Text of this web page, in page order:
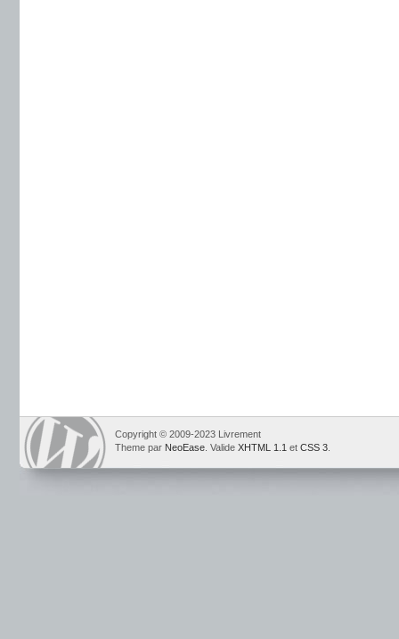
Copyright © 2009-2023 Livrement
Theme par NeoEase . Valide XHTML 1.1 et CSS 3